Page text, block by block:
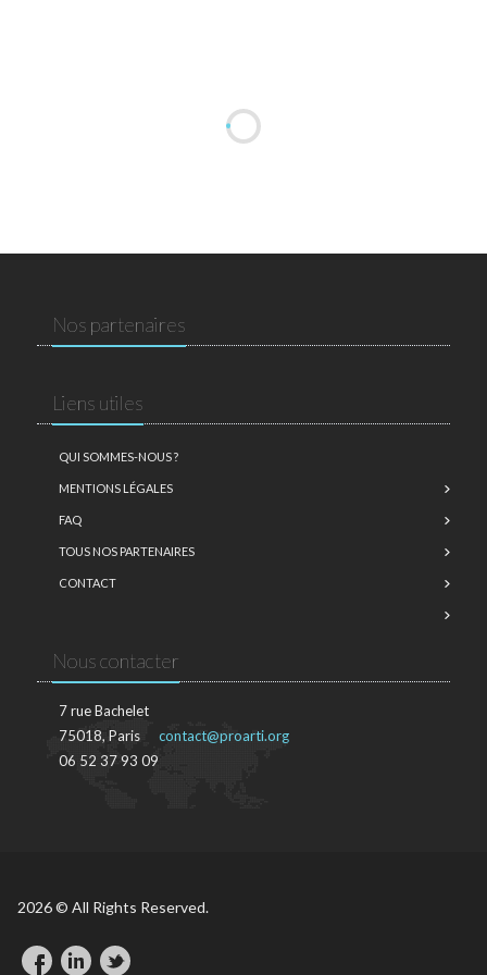
Nos partenaires
Liens utiles
QUI SOMMES-NOUS ?
MENTIONS LÉGALES
FAQ
TOUS NOS PARTENAIRES
CONTACT
Nous contacter
7 rue Bachelet
75018, Paris
06 52 37 93 09
contact@proarti.org
2026 © All Rights Reserved.